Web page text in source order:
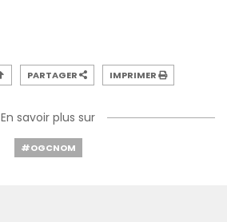
PARTAGER IMPRIMER
En savoir plus sur
#OGCNOM